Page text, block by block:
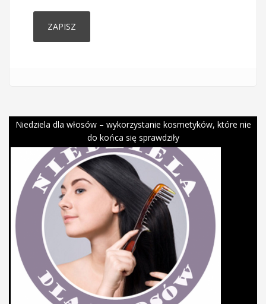
Niedziela dla włosów – wykorzystanie kosmetyków, które nie
do końca się sprawdziły